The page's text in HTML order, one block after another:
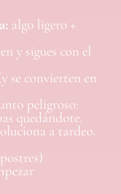
algo ligero +
y sigues con el
se convierten en
peligroso:
quedándote.
a tardeo.